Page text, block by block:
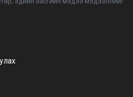
Netflix дэлхий даяар шууд
хурлын 2026 оны
6 дугаар сарын 21-нд болно
НҮБ-ын тогтоол санаачилж,